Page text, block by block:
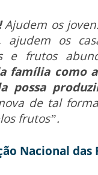
Ajudem os
os
e frutos
família como
possa
de tal
frutos”.
Nacional das